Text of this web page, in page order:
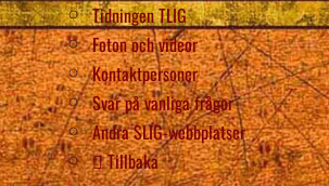
Tidningen TLIG
Foton och videor
Kontaktpersoner
Svar på vanliga frågor
Andra SLIG-webbplatser
Tillbaka